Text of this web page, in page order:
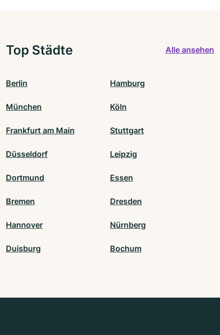
Top Städte Alle ansehen
Berlin Hamburg
München Köln
Frankfurt am Main Stuttgart
Düsseldorf Leipzig
Dortmund Essen
Bremen Dresden
Hannover Nürnberg
Duisburg Bochum